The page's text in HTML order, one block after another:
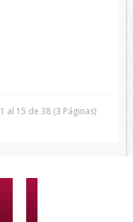
al 15 de 38 (3 Páginas)